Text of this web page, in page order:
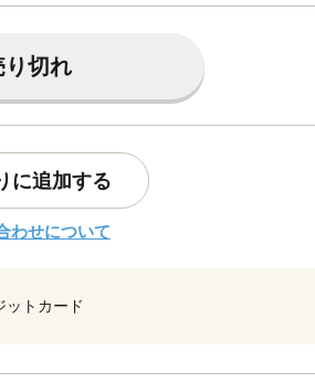
り切れ
に追加する
わせについて
ットカード